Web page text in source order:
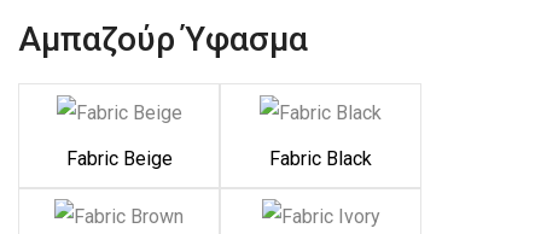
Αμπαζούρ Ύφασμα
Fabric Beige Fabric Black